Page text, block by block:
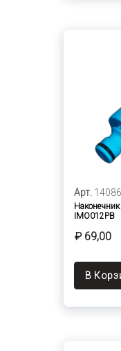
Арт.
IMO012PB
₽ 69,00
В